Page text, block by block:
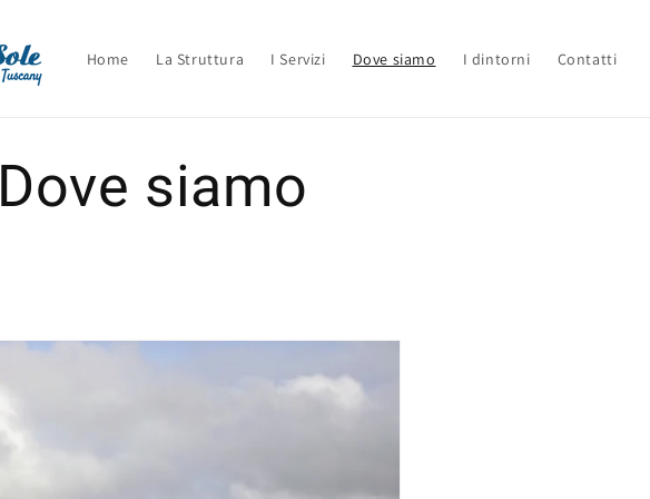
Home La Struttura I Servizi Dove siamo I dintorni Contatti
Dove siamo